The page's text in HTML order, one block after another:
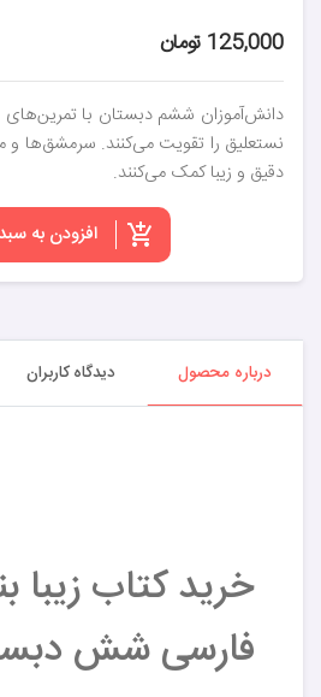
125,000 تومان
دانش‌آموزان ششم دبستان با
نستعلیق را تقویت می‌کنند. سرمشق‌ها
دقیق و زیبا کمک می‌کنند.
افزودن به
درباره محصول دیدگاه کاربران
خرید کتاب زیبا
فارسی شش